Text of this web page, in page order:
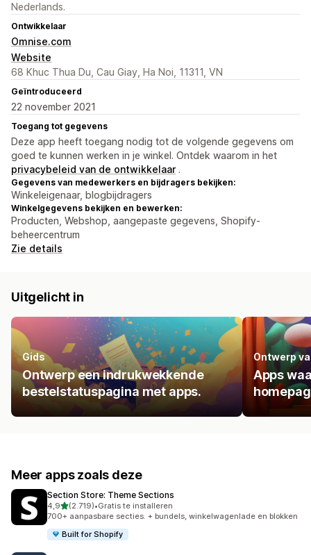
Nederlands.
Ontwikkelaar
Omnise.com
Website
68 Khuc Thua Du, Cau Giay, Ha Noi, 11311, VN
Geïntroduceerd
22 november 2021
Toegang tot gegevens
Deze app heeft toegang nodig tot de volgende gegevens om
goed te kunnen werken in je winkel. Ontdek waarom in het
privacybeleid van de ontwikkelaar .
Gegevens van medewerkers en bijdragers bekijken:
Winkeleigenaar, blogbijdragers
Winkelgegevens bekijken en bewerken:
Producten, Webshop, aangepaste gegevens, Shopify-
beheercentrum
Zie details
Uitgelicht in
Gids
Ontwerp een indrukwekkende
bestelstatuspagina met apps.
Ontwerp
Apps
Meer apps zoals deze
Section Store: Theme Sections
4,9van 5 sterren
(2.719)
2719 recensies in totaal
•Gratis te installeren
700+ aanpasbare secties. + bundels, winkelwagenlade en blokken
Built for Shopify